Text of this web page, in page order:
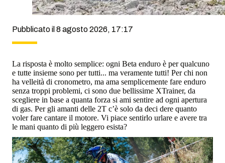
Pubblicato il 8 agosto 2026, 17:17
La risposta è molto semplice: ogni Beta enduro è per qualcuno
e tutte insieme sono per tutti... ma veramente tutti! Per chi non
ha velleità di cronometro, ma ama semplicemente fare enduro
senza troppi problemi, ci sono due bellissime XTrainer, da
scegliere in base a quanta forza si ami sentire ad ogni apertura
di gas. Per gli amanti delle 2T c’è solo da deci dere quanto
voler fare cantare il motore. Vi piace sentirlo urlare e avere tra
le mani quanto di più leggero esista?